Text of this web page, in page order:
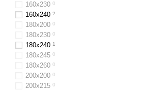
160х230 0
160х240 2
180x200 0
180х230 0
180х240 1
180х245 0
180х260 0
200х200 0
200х215 0